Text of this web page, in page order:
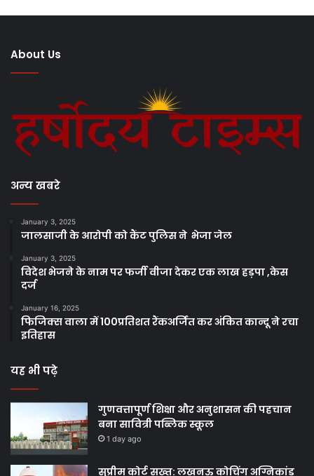
About Us
अन्य खबरे
January 3, 2025
जालसाजी के आरोपी को कैंट पुलिस ने भेजा जेल
January 3, 2025
विदेश भेजने के नाम पर फर्जी वीजा देकर एक लाख हड़पा ,केस
दर्ज
January 16, 2025
फिजिक्स वाला में 100प्रतिशत रैंकअर्जित कर अंकित कान्दू ने रचा
इतिहास
यह भी पढ़े
गुणवत्तापूर्ण शिक्षा और अनुशासन की पहचान
बना सावित्री पब्लिक स्कूल
1 day ago
सुप्रीम कोर्ट सख्त: लखनऊ कोचिंग अग्निकांड